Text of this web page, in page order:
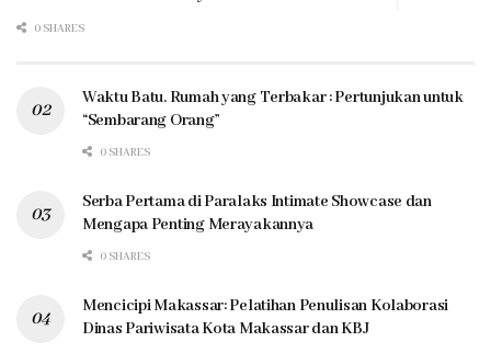
0 SHARES
Waktu Batu. Rumah yang Terbakar : Pertunjukan untuk
“Sembarang Orang”
0 SHARES
Serba Pertama di Paralaks Intimate Showcase dan
Mengapa Penting Merayakannya
0 SHARES
Mencicipi Makassar: Pelatihan Penulisan Kolaborasi
Dinas Pariwisata Kota Makassar dan KBJ